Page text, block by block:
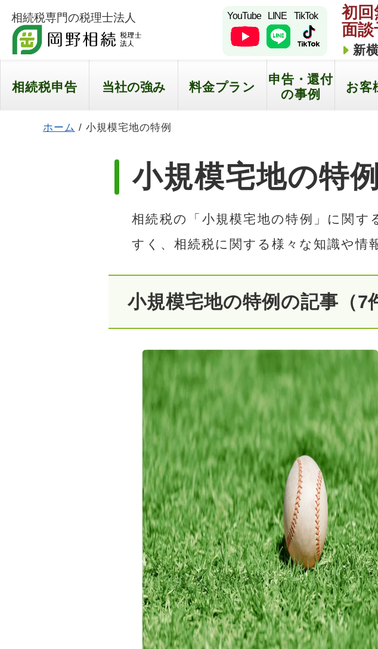
相続税専門の税理士法人 YouTube LINE TikTok
初回
面談
新
相続税申告 当社の強み 料金プラン
申告・還付
の事例
お客
ホーム / 小規模宅地の特例
小規模宅地の特例
相続税の「小規模宅地の特例」に関
すく、相続税に関する様々な知識や情
小規模宅地の特例の記事（7